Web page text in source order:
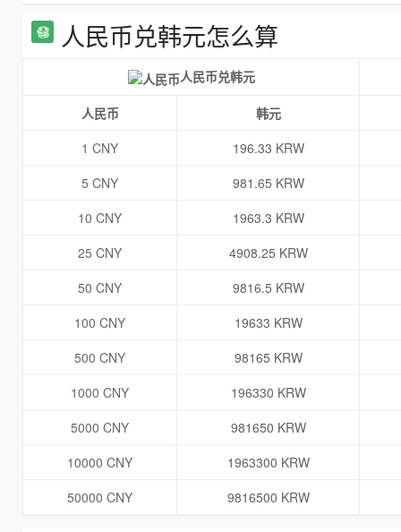
人民币兑韩元怎么算
人民币兑韩元
人民币
韩元
1 CNY
196.33 KRW
5 CNY
981.65 KRW
10 CNY
1963.3 KRW
25 CNY
4908.25 KRW
50 CNY
9816.5 KRW
100 CNY
19633 KRW
500 CNY
98165 KRW
1000 CNY
196330 KRW
5000 CNY
981650 KRW
10000 CNY
1963300 KRW
50000 CNY
9816500 KRW